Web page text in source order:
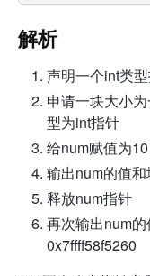
解析
声明一个int类
申请一块大小
型为int指针
给num赋值为10
输出num的值
释放num指针
再次输出num
0x7ffff58f5260